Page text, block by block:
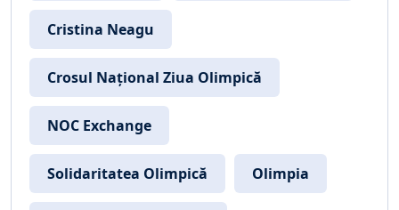
Cristina Neagu
Crosul Național Ziua Olimpică
NOC Exchange
Solidaritatea Olimpică Olimpia